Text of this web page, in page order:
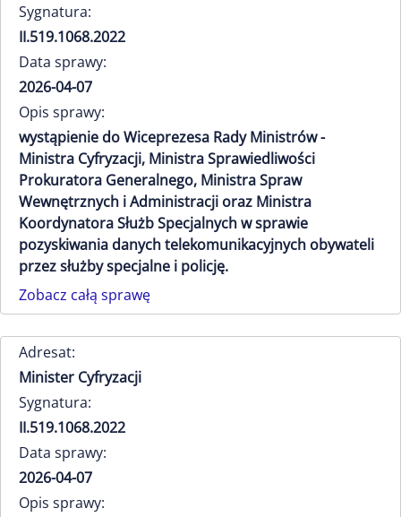
Sygnatura:
II.519.1068.2022
Data sprawy:
2026-04-07
Opis sprawy:
wystąpienie do Wiceprezesa Rady Ministrów -
Ministra Cyfryzacji, Ministra Sprawiedliwości
Prokuratora Generalnego, Ministra Spraw
Wewnętrznych i Administracji oraz Ministra
Koordynatora Służb Specjalnych w sprawie
pozyskiwania danych telekomunikacyjnych obywateli
przez służby specjalne i policję.
Zobacz całą sprawę
Adresat:
Minister Cyfryzacji
Sygnatura:
II.519.1068.2022
Data sprawy:
2026-04-07
Opis sprawy: